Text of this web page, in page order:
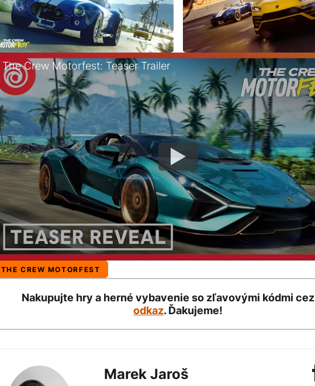
The Crew Motorfest: Teaser Trailer
THE CREW MOTORFEST
Nakupujte hry a herné vybavenie so zľavovými kódmi cez
odkaz. Ďakujeme!
Marek Jaroš